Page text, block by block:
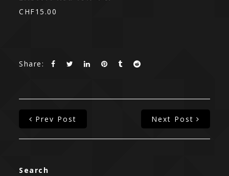
CHF15.00
Share:
Prev Post Next Post
Search